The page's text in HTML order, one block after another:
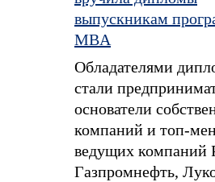
выпускникам
MBA
Обладателями
стали
основатели
компаний и топ-
ведущих компаний
Газпромнефть,